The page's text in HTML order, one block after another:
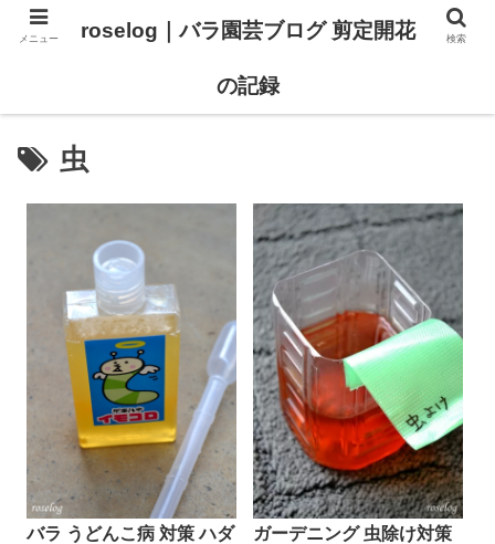
虫
バラ うどんこ病 対策 ハダ
ガーデニング 虫除け対策
メニュー roselog｜バラ園芸ブログ 剪定開花
の記録
検索